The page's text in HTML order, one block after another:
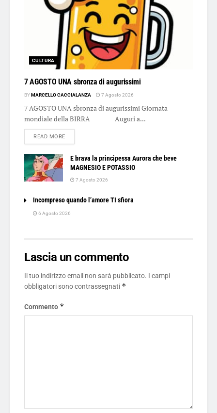
CULTURA
7 AGOSTO UNA sbronza di augurissimi
BYMARCELLO CACCIALANZA 7 Agosto 2026
7 AGOSTO UNA sbronza di augurissimi Giornata
mondiale della BIRRA Auguri a...
READ MOREDETAILS
E brava la principessa Aurora che beve
MAGNESIO E POTASSIO
7 Agosto 2026
Incompreso quando l’amore TI sfiora
6 Agosto 2026
Lascia un commento
Il tuo indirizzo email non sarà pubblicato. I campi
obbligatori sono contrassegnati *
Commento *